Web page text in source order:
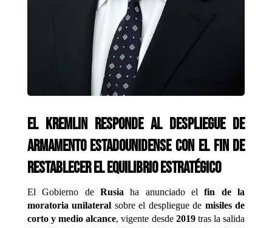
El Kremlin responde al despliegue de
armamento estadounidense con el fin de
restablecer el equilibrio estratégico
El Gobierno de Rusia ha anunciado elfin de la
moratoria unilateral sobre el despliegue de misiles de
corto y medio alcance, vigente desde 2019tras la salida